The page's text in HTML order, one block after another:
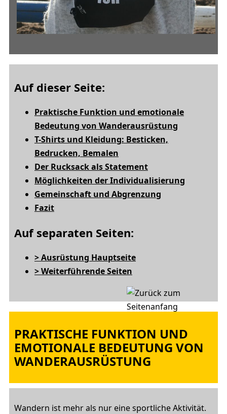
Auf dieser Seite:
Praktische Funktion und emotionale
Bedeutung von Wanderausrüstung
T-Shirts und Kleidung: Besticken,
Bedrucken, Bemalen
Der Rucksack als Statement
Möglichkeiten der Individualisierung
Gemeinschaft und Abgrenzung
Fazit
Auf separaten Seiten:
> Ausrüstung Hauptseite
> Weiterführende Seiten
PRAKTISCHE FUNKTION UND
EMOTIONALE BEDEUTUNG VON
WANDERAUSRÜSTUNG
Wandern ist mehr als nur eine sportliche Aktivität.